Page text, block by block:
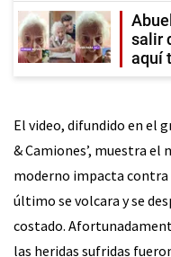
salir
aquí
El video, difundido en el
& Camiones’, muestra
moderno impacta contra
último se volcara y se
costado.
las heridas sufridas